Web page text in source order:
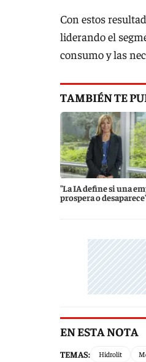
Con estos
liderando el
consumo y las
TAMBIÉN TE
"La IA define si una
prospera o
EN ESTA NOTA
TEMAS: Hidrolit